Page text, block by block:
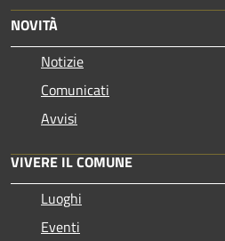
NOVITÀ
Notizie
Comunicati
Avvisi
VIVERE IL COMUNE
Luoghi
Eventi